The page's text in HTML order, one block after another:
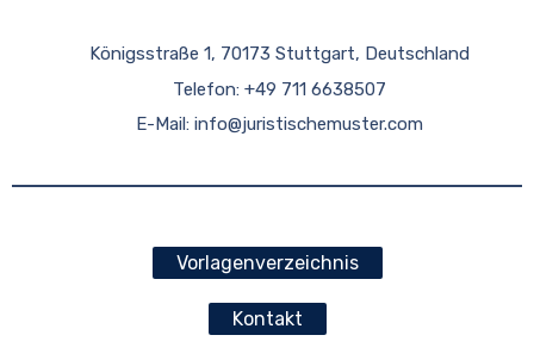
Königsstraße 1, 70173 Stuttgart, Deutschland
Telefon: +49 711 6638507
E-Mail: info@juristischemuster.com
Vorlagenverzeichnis
Kontakt